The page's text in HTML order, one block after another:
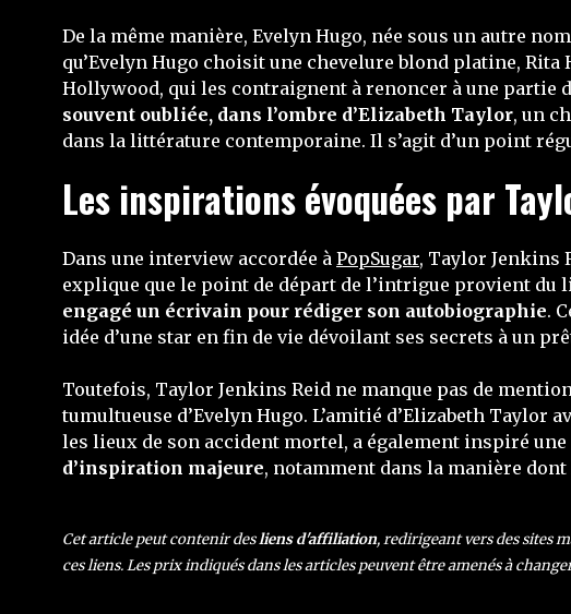
De la même manière, Evelyn Hugo, née sous un autre
qu’Evelyn Hugo choisit une chevelure blond platine,
Hollywood, qui les contraignent à renoncer à une
souvent oubliée, dans l’ombre d’Elizabeth Taylor, un
dans la littérature contemporaine. Il s’agit d’un point
Les inspirations évoquées par
Dans une interview accordée à PopSugar, Taylor Jenkins
explique que le point de départ de l’intrigue provient du
engagé un écrivain pour rédiger son autobiographie.
idée d’une star en fin de vie dévoilant ses secrets à un
Toutefois, Taylor Jenkins Reid ne manque pas de
tumultueuse d’Evelyn Hugo. L’amitié d’Elizabeth
les lieux de son accident mortel, a également inspiré
d’inspiration majeure, notamment dans la manière
Cet article peut contenir desliens d'affiliation, redirigeant vers des sites
ces liens. Les prix indiqués dans les articles peuvent être amenés à